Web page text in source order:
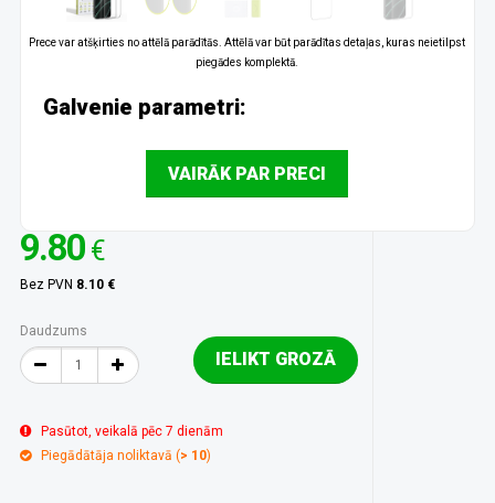
Prece var atšķirties no attēlā parādītās. Attēlā var būt parādītas detaļas, kuras neietilpst
piegādes komplektā.
Galvenie parametri:
VAIRĀK PAR PRECI
9.80 €
Bez PVN 8.10 €
Daudzums
IELIKT GROZĀ
Pasūtot, veikalā pēc 7 dienām
Piegādātāja noliktavā (> 10)